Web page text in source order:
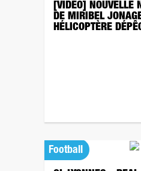
[VIDÉO] NOUVELLE
DE MIRIBEL
HÉLICOPTÈRE
Football